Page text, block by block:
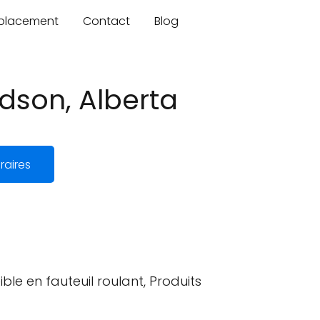
Contact Blog
Alberta
en fauteuil roulant, Produits